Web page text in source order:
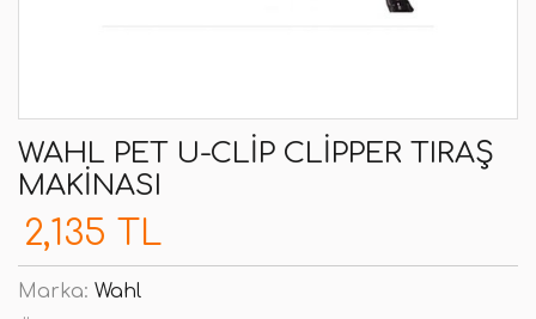
WAHL PET U-CLIP CLIPPER TIRAŞ
MAKINASI
2,135 TL
Marka: Wahl